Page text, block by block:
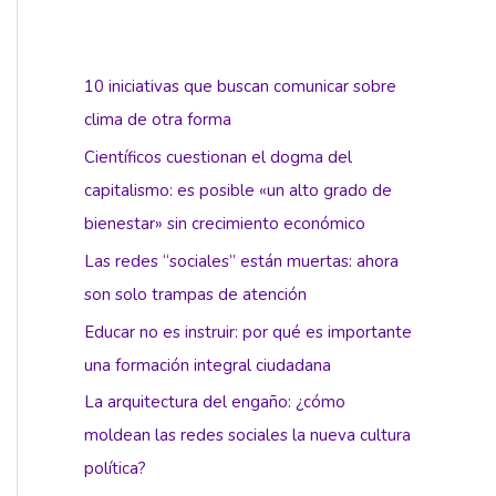
10 iniciativas que buscan comunicar sobre
clima de otra forma
Científicos cuestionan el dogma del
capitalismo: es posible «un alto grado de
bienestar» sin crecimiento económico
Las redes “sociales” están muertas: ahora
son solo trampas de atención
Educar no es instruir: por qué es importante
una formación integral ciudadana
La arquitectura del engaño: ¿cómo
moldean las redes sociales la nueva cultura
política?